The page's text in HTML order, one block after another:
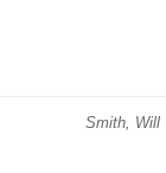
Smith, Will